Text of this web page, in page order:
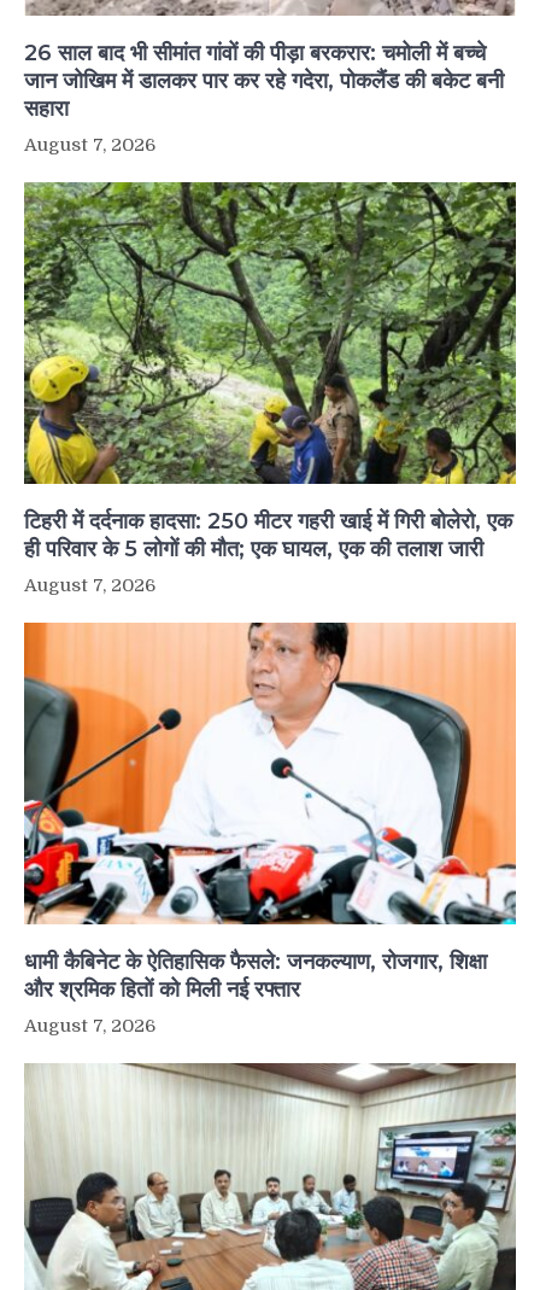
26 साल बाद भी सीमांत गांवों की पीड़ा बरकरार: चमोली में बच्चे
जान जोखिम में डालकर पार कर रहे गदेरा, पोकलैंड की बकेट बनी
सहारा
August 7, 2026
टिहरी में दर्दनाक हादसा: 250 मीटर गहरी खाई में गिरी बोलेरो, एक
ही परिवार के 5 लोगों की मौत; एक घायल, एक की तलाश जारी
August 7, 2026
धामी कैबिनेट के ऐतिहासिक फैसले: जनकल्याण, रोजगार, शिक्षा
और श्रमिक हितों को मिली नई रफ्तार
August 7, 2026